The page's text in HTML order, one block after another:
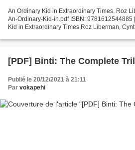
An Ordinary Kid in Extraordinary Times. Roz
An-Ordinary-Kid-in.pdf ISBN: 9781612544885
Kid in Extraordinary Times Roz Liberman,
[PDF] Binti: The Complete
Publié le 20/12/2021 à 21:11
Par vokapehi